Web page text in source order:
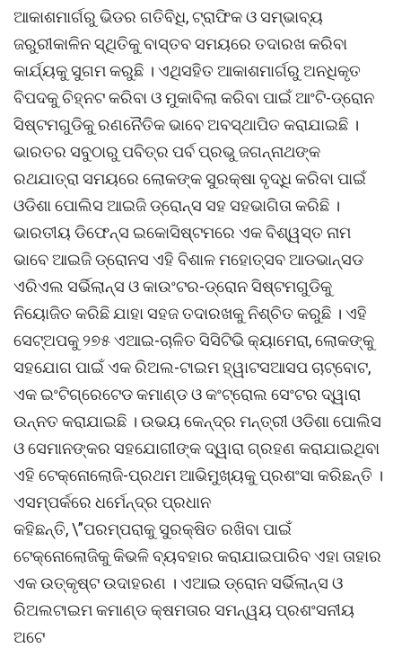
ଆକାଶମାର୍ଗରୁ ଭିଡର ଗତିବିଧି, ଟ୍ରାଫିକ ଓ ସମ୍ଭାବ୍ୟ
ଜରୁରୀକାଳିନ ସ୍ଥିତିକୁ ବାସ୍ତବ ସମୟରେ ତଦାରଖ କରିବା
କାର୍ଯ୍ୟକୁ ସୁଗମ କରୁଛି । ଏଥିସହିତ ଆକାଶମାର୍ଗରୁ ଅନଧିକୃତ
ବିପଦକୁ ଚିହ୍ନଟ କରିବା ଓ ମୁକାବିଲା କରିବା ପାଇଁ ଆଂଟି-ଡ୍ରୋନ
ସିଷ୍ଟମଗୁଡିକୁ ରଣନୈତିକ ଭାବେ ଅବସ୍ଥାପିତ କରାଯାଇଛି ।
ଭାରତର ସବୁଠାରୁ ପବିତ୍ର ପର୍ବ ପ୍ରଭୁ ଜଗନ୍ନାଥଙ୍କ
ରଥଯାତ୍ରା ସମୟରେ ଲୋକଙ୍କ ସୁରକ୍ଷା ବୃଦ୍ଧି କରିବା ପାଇଁ
ଓଡିଶା ପୋଲିସ ଆଇଜି ଡ୍ରୋନ୍‌ସ ସହ ସହଭାଗିତା କରିଛି ।
ଭାରତୀୟ ଡିଫେନ୍ସ ଇକୋସିଷ୍ଟମରେ ଏକ ବିଶ୍ୱସ୍ତ ନାମ
ଭାବେ ଆଇଜି ଡ୍ରୋନସ ଏହି ବିଶାଳ ମହୋତ୍ସବ ଆଡଭାନ୍ସଡ
ଏରିଏଲ ସର୍ଭିଲାନ୍ସ ଓ କାଉଂଟର-ଡ୍ରୋନ ସିଷ୍ଟମଗୁଡିକୁ
ନିୟୋଜିତ କରିଛି ଯାହା ସହଜ ତଦାରଖକୁ ନିଶ୍ଚିତ କରୁଛି । ଏହି
ସେଟ୍‌ଅପକୁ ୨୭୫ ଏଆଇ-ଚାଳିତ ସିସିଟିଭି କ୍ୟାମେରା, ଲୋକଙ୍କୁ
ସହଯୋଗ ପାଇଁ ଏକ ରିଅଲ-ଟାଇମ ହ୍ୱାଟସଆସପ ଚାଟ୍‌ବୋଟ,
ଏକ ଇଂଟିଗ୍ରେଟେଡ କମାଣ୍ଡ ଓ କଂଟ୍ରୋଲ ସେଂଟର ଦ୍ୱାରା
ଉନ୍ନତ କରାଯାଇଛି । ଉଭୟ କେନ୍ଦ୍ର ମନ୍ତ୍ରୀ ଓଡିଶା ପୋଲିସ
ଓ ସେମାନଙ୍କର ସହଯୋଗୀଙ୍କ ଦ୍ୱାରା ଗ୍ରହଣ କରାଯାଇଥିବା
ଏହି ଟେକ୍ନୋଲୋଜି-ପ୍ରଥମ ଆଭିମୁଖ୍ୟକୁ ପ୍ରଶଂସା କରିଛନ୍ତି ।
ଏସମ୍ପର୍କରେ ଧର୍ମେନ୍ଦ୍ର ପ୍ରଧାନ
କହିଛନ୍ତି, \”ପରମ୍ପରାକୁ ସୁରକ୍ଷିତ ରଖିବା ପାଇଁ
ଟେକ୍ନୋଲୋଜିକୁ କିଭଳି ବ୍ୟବହାର କରାଯାଇପାରିବ ଏହା ତାହାର
ଏକ ଉତ୍କୃଷ୍ଟ ଉଦାହରଣ । ଏଆଇ ଡ୍ରୋନ ସର୍ଭିଲାନ୍ସ ଓ
ରିଅଲଟାଇମ କମାଣ୍ଡ କ୍ଷମତାର ସମନ୍ୱୟ ପ୍ରଶଂସନୀୟ
ଅଟେ